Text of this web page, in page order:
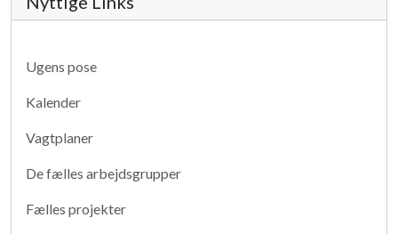
Ugens pose
Kalender
Vagtplaner
De fælles arbejdsgrupper
Fælles projekter